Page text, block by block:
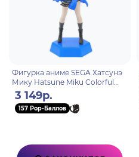
Фигурка аниме SEGA Хатсунэ
Мику Hatsune Miku Colorful
Stage! Хошино Ичика Hoshino
Ichika 16см 33851
3 149р.
157 Pop-Баллов